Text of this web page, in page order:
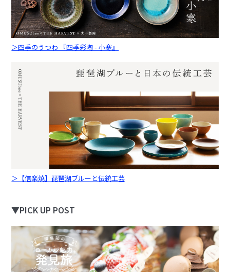
＞四季のうつわ 『四季彩陶 - 小寒』
＞【信楽焼】琵琶湖ブルーと伝統工芸
▼PICK UP POST